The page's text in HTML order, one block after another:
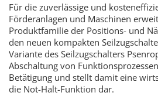
Für die zuverlässige und
Förderanlagen und Maschinen
Produktfamilie der Positions- und
den neuen kompakten
Variante des Seilzugschalters
Abschaltung von
Betätigung und stellt damit eine
die Not-Halt-Funktion dar.